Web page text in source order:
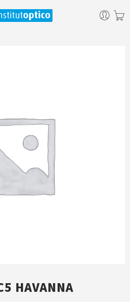
HAVANNA